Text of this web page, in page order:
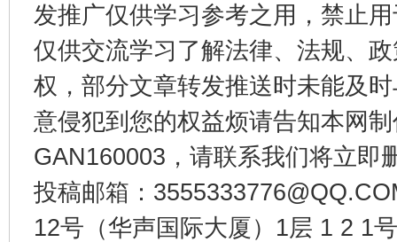
发推广仅供学习参考之用，禁止
仅供交流学习了解法律、法规、
权，部分文章转发推送时未能及
意侵犯到您的权益烦请告知本网
GAN160003，请联系我们将立即
投稿邮箱：
12号（华声国际大厦）1层 1 2 1
东山县通报“牛蛙产品抗生素超标问题” 法